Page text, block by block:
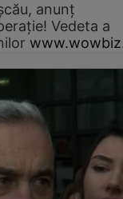
anunț
Vedeta a